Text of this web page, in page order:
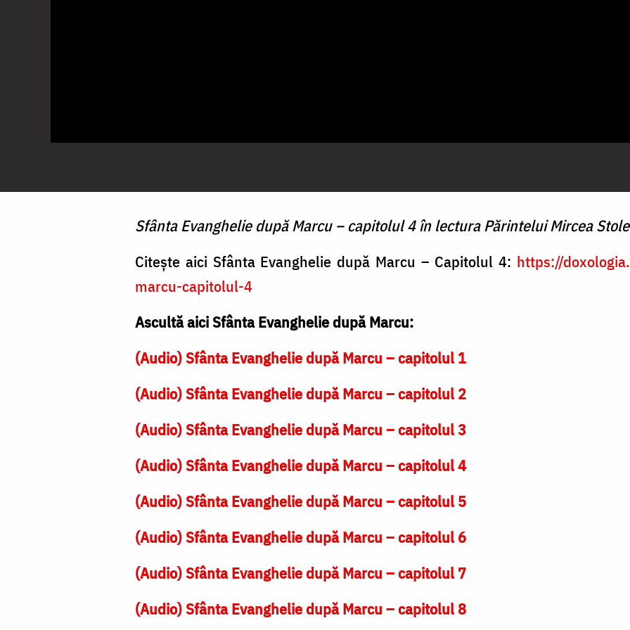
Sfânta Evanghelie după Marcu – capitolul 4 în lectura Părintelui Mircea
Citește aici Sfânta Evanghelie după Marcu – Capitolul 4: https://
marcu-capitolul-4
Ascultă aici Sfânta Evanghelie după Marcu:
(Audio) Sfânta Evanghelie după Marcu – capitolul 1
(Audio) Sfânta Evanghelie după Marcu – capitolul 2
(Audio) Sfânta Evanghelie după Marcu – capitolul 3
(Audio) Sfânta Evanghelie după Marcu – capitolul 4
(Audio) Sfânta Evanghelie după Marcu – capitolul 5
(Audio) Sfânta Evanghelie după Marcu – capitolul 6
(Audio) Sfânta Evanghelie după Marcu – capitolul 7
(Audio) Sfânta Evanghelie după Marcu – capitolul 8